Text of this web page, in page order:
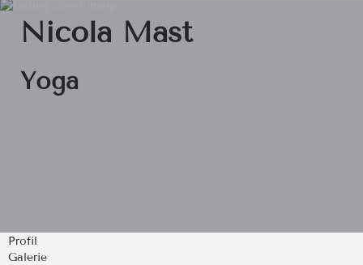
Nicola Mast
Yoga
Profil
Galerie